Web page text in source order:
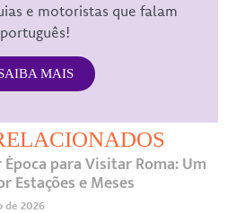
e motoristas que falam
português!
MAIS
para Visitar Roma: Um
Estações e Meses
de 2026